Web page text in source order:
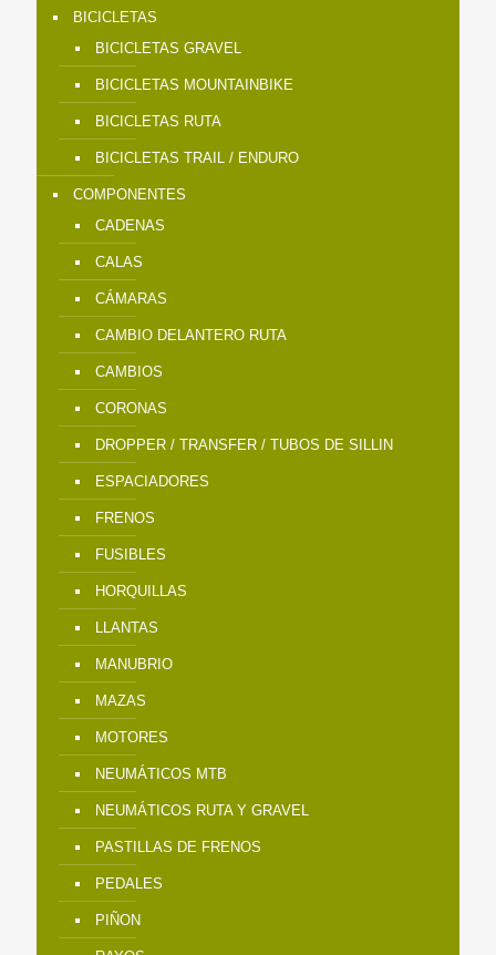
BICICLETAS
BICICLETAS GRAVEL
BICICLETAS MOUNTAINBIKE
BICICLETAS RUTA
BICICLETAS TRAIL / ENDURO
COMPONENTES
CADENAS
CALAS
CÁMARAS
CAMBIO DELANTERO RUTA
CAMBIOS
CORONAS
DROPPER / TRANSFER / TUBOS DE SILLIN
ESPACIADORES
FRENOS
FUSIBLES
HORQUILLAS
LLANTAS
MANUBRIO
MAZAS
MOTORES
NEUMÁTICOS MTB
NEUMÁTICOS RUTA Y GRAVEL
PASTILLAS DE FRENOS
PEDALES
PIÑON